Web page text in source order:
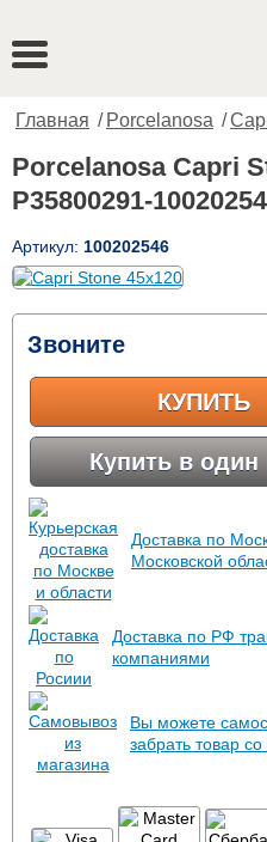
Главная / Porcelanosa /
Porcelanosa Capri
P35800291-
Артикул: 100202546
Звоните
КУПИТЬ
Купить в один
Доставка по
Московской
Доставка по РФ
компаниями
Вы можете
забрать товар со